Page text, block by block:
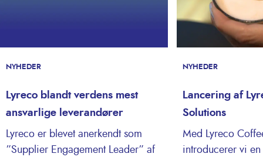
NYHEDER
Lyreco blandt verdens mest
ansvarlige leverandører
Lyreco er blevet anerkendt som
”Supplier Engagement Leader” af
NYHEDER
Lancering af
Solutions
Med Lyreco
introducerer vi en